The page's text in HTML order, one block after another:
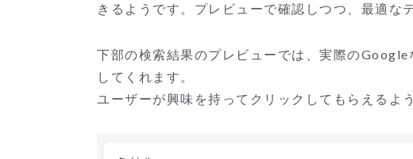
きるようです。プレビューで確認しつつ、最適な
下部の検索結果のプレビューでは、実際のGoogle
してくれます。
ユーザーが興味を持ってクリックしてもらえるよ